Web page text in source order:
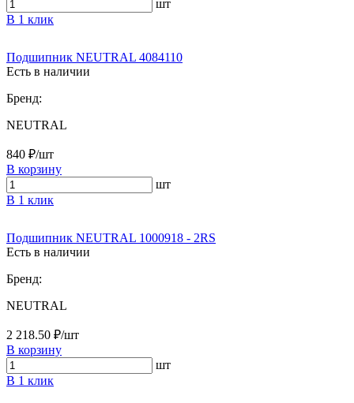
шт
В 1 клик
Подшипник NEUTRAL 4084110
Есть в наличии
Бренд:
NEUTRAL
840 ₽/шт
В корзину
шт
В 1 клик
Подшипник NEUTRAL 1000918 - 2RS
Есть в наличии
Бренд:
NEUTRAL
2 218.50 ₽/шт
В корзину
шт
В 1 клик